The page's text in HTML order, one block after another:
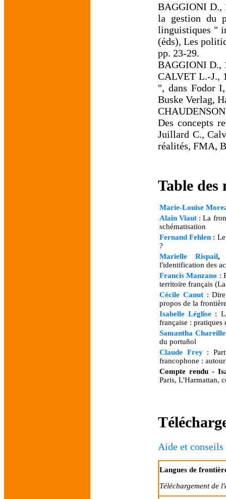
BAGGIONI D.,
la gestion du
linguistiques "
(éds), Les
pp. 23-29.
BAGGIONI D.,
CALVET L.-J.,
", dans Fodor
Buske Verlag,
Des concepts
Juillard C.,
réalités, FMA,
Table des
Marie-Louise
Alain Viaut : La
schématisation
Fernand Fehlen :
?
Marielle Rispail
l'identification des
Francis Manzano :
territoire français
Cécile Canut: Dire
propos de la
Isabelle Léglise :
française : pratiques
Samantha Chareille
du portuñol
Claude Frey:
francophone :
Compte rendu -
Paris, L'Harmattan,
Aide et
Langues de
Téléchargement de